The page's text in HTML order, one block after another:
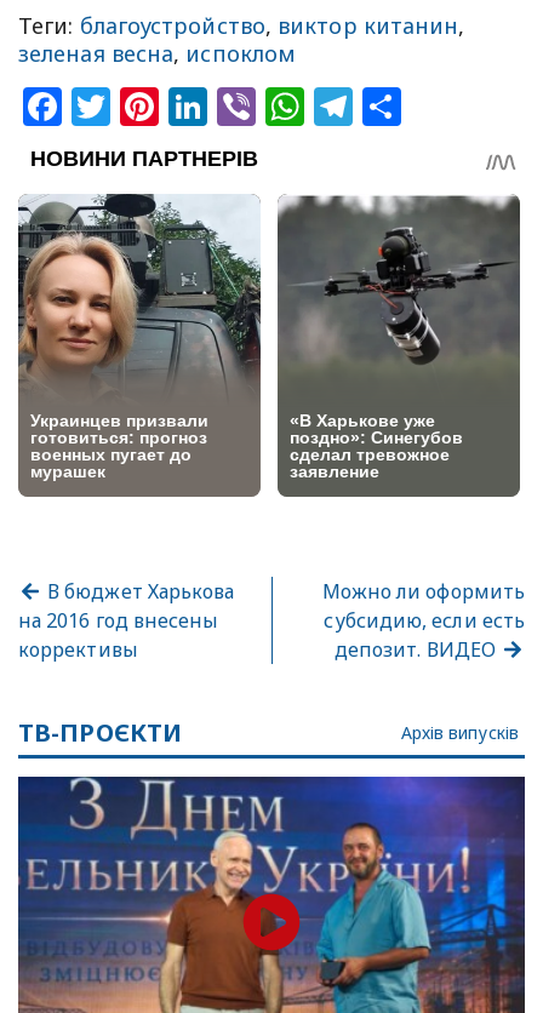
Теги: благоустройство, виктор китанин,
зеленая весна, испоклом
Facebook
Twitter
Pinterest
LinkedIn
ViberWhatsApp
Telegram
В бюджет Харькова
на 2016 год внесены
коррективы
Можно ли оформить
субсидию, если есть
депозит. ВИДЕО
ТВ-ПРОЄКТИ Архів випусків